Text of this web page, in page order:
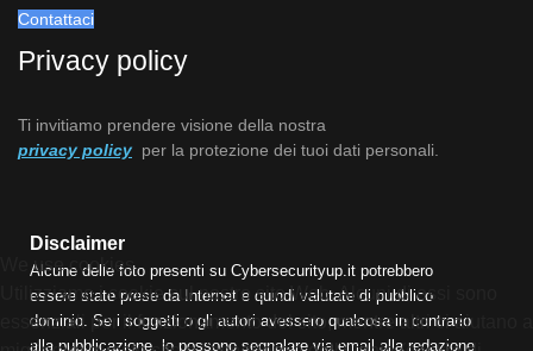
Contattaci
Privacy policy
Ti invitiamo prendere visione della nostra
privacy policy per la protezione dei tuoi dati personali.
Disclaimer
Alcune delle foto presenti su Cybersecurityup.it potrebbero
essere state prese da Internet e quindi valutate di pubblico
dominio. Se i soggetti o gli autori avessero qualcosa in contrario
alla pubblicazione, lo possono segnalare via email alla redazione
We use cookies
Utilizziamo i cookie sul nostro sito Web. Alcuni di essi sono
essenziali per il funzionamento del sito, mentre altri ci aiutano a